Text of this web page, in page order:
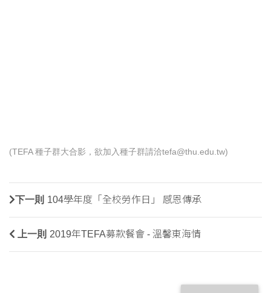
(TEFA 種子群大合影，欲加入種子群請洽tefa@thu.edu.tw)
下一則 104學年度「全校勞作日」 感恩傳承
上一則 2019年TEFA募款餐會 - 溫馨東海情